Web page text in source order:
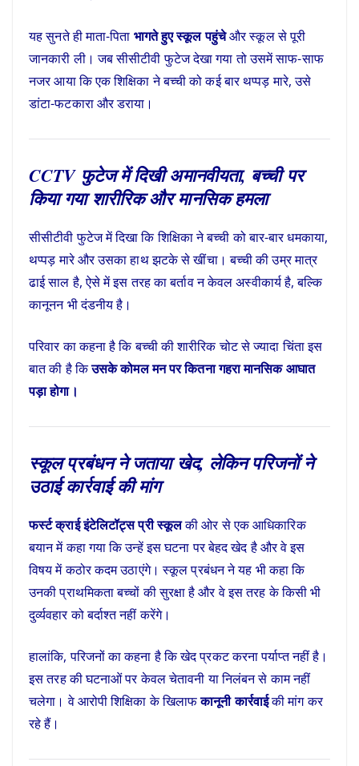
यह सुनते ही माता-पिता भागते हुए स्कूल पहुंचेऔर स्कूल से पूरी
जानकारी ली। जब सीसीटीवी फुटेज देखा गया तो उसमें साफ-साफ
नजर आया कि एक शिक्षिका ने बच्ची को कई बार थप्पड़ मारे, उसे
डांटा-फटकारा और डराया।
CCTV फुटेज में दिखी अमानवीयता, बच्ची पर
किया गया शारीरिक और मानसिक हमला
सीसीटीवी फुटेज में दिखा कि शिक्षिका ने बच्ची को बार-बार धमकाया,
थप्पड़ मारे और उसका हाथ झटके से खींचा। बच्ची की उम्र मात्र
ढाई साल है, ऐसे में इस तरह का बर्ताव न केवल अस्वीकार्य है, बल्कि
कानूनन भी दंडनीय है।
परिवार का कहना है कि बच्ची की शारीरिक चोट से ज्यादा चिंता इस
बात की है किउसके कोमल मन पर कितना गहरा मानसिक आघात
पड़ा होगा।
स्कूल प्रबंधन ने जताया खेद, लेकिन परिजनों ने
उठाई कार्रवाई की मांग
फर्स्ट क्राई इंटेलिटॉट्स प्री स्कूलकी ओर से एक आधिकारिक
बयान में कहा गया कि उन्हें इस घटना पर बेहद खेद है और वे इस
विषय में कठोर कदम उठाएंगे। स्कूल प्रबंधन ने यह भी कहा कि
उनकी प्राथमिकता बच्चों की सुरक्षा है और वे इस तरह के किसी भी
दुर्व्यवहार को बर्दाश्त नहीं करेंगे।
हालांकि, परिजनों का कहना है कि खेद प्रकट करना पर्याप्त नहीं है।
इस तरह की घटनाओं पर केवल चेतावनी या निलंबन से काम नहीं
चलेगा। वे आरोपी शिक्षिका के खिलाफकानूनी कार्रवाईकी मांग कर
रहे हैं।